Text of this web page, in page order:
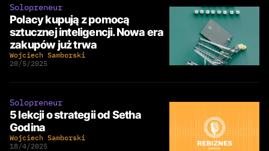
Solopreneur
Polacy kupują z pomocą
sztucznej inteligencji. Nowa era
zakupów już trwa
Wojciech Samborski
20/5/2025
Solopreneur
5 lekcji o strategii od Setha
Godina
Wojciech Samborski
18/4/2025